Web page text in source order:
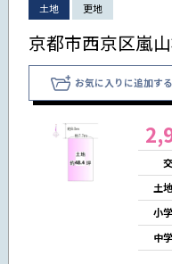
土地 更地
京都市西京区嵐
お気に入りに追加する
土
小
中